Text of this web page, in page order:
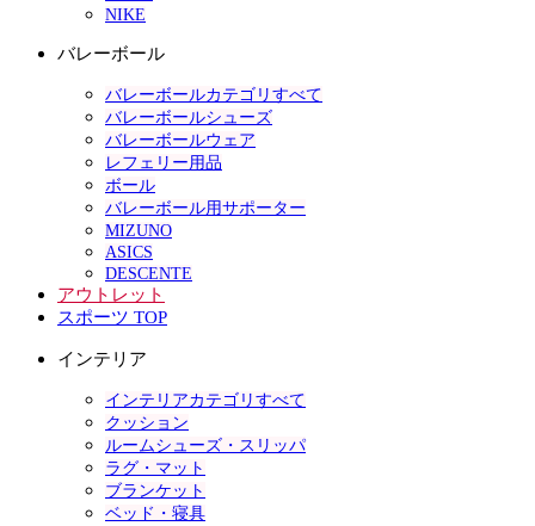
NIKE
バレーボール
バレーボールカテゴリすべて
バレーボールシューズ
バレーボールウェア
レフェリー用品
ボール
バレーボール用サポーター
MIZUNO
ASICS
DESCENTE
アウトレット
スポーツ TOP
インテリア
インテリアカテゴリすべて
クッション
ルームシューズ・スリッパ
ラグ・マット
ブランケット
ベッド・寝具